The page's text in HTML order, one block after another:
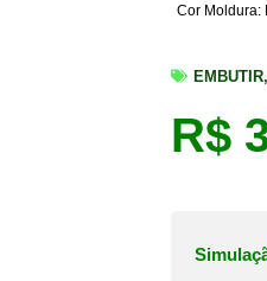
Cor Moldura:
EMBUTIR,
R$